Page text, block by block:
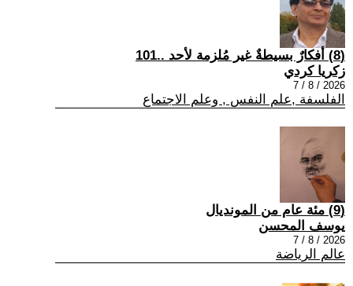
(8) أفكارٌ بسيطةٌ غير مُلزمة لأحد ..101
زكريا كردي
2026 / 8 / 7
الفلسفة ,علم النفس , وعلم الاجتماع
(9) مئة عام من المونديال
يوسف المحسن
2026 / 8 / 7
عالم الرياضة